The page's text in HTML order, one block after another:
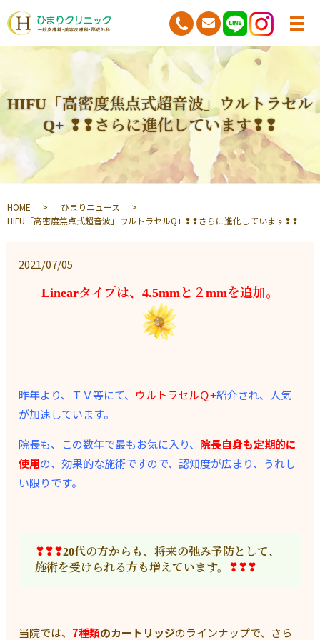
HIFU「高密度焦点式超音波」ウルトラセル
Q+ ❢❢さらに進化しています❢❢
HOME
ひまりニュース
HIFU「高密度焦点式超音波」ウルトラセルQ+ ❢❢さらに進化しています❢❢
2021/07/05
Linearタイプは、4.5mmと２mmを追加。
昨年より、ＴＶ等にて、 ウルトラセルＱ+紹介され、人気
が加速しています。
院長も、この数年で最もお気に入り、 院長自身も定期的に
使用の、効果的な施術ですので、認知度が広まり、うれし
い限りです。
❣❣❣20代の方からも、将来の弛み予防として、
施術を受けられる方も増えています。
❣❣❣
当院では、 7種類のカートリッジのラインナップで、さら